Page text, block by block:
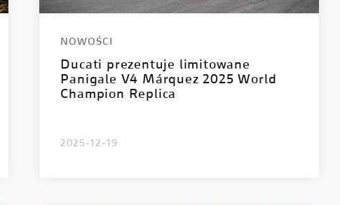
NOWOŚCI
Ducati prezentuje limitowane
Panigale V4 Márquez 2025 World
Champion Replica
2025-12-19